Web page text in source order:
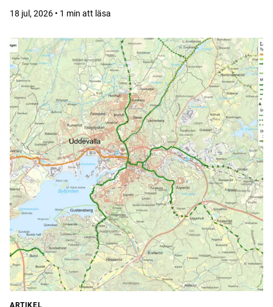
18 jul, 2026 • 1 min att läsa
ARTIKEL